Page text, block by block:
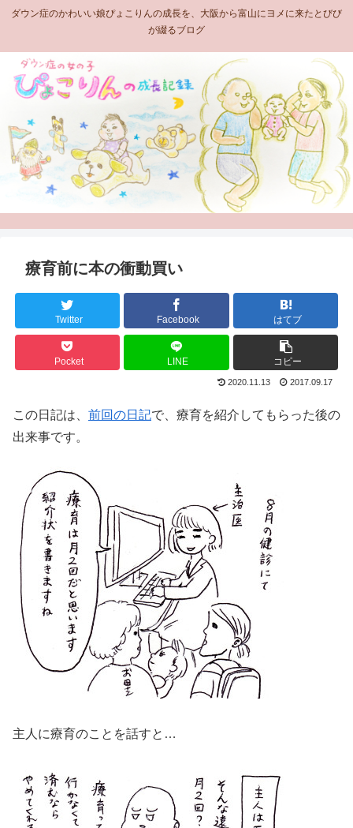
ダウン症のかわいい娘ぴょこりんの成長を、大阪から富山にヨメに来たとびび
が綴るブログ
療育前に本の衝動買い
Twitter Facebook はてブ
Pocket LINE コピー
2020.11.13 2017.09.17
この日記は、 前回の日記で、療育を紹介してもらった後の
出来事です。
主人に療育のことを話すと…